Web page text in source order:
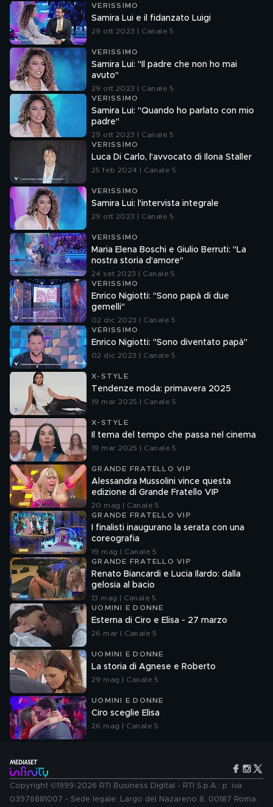
VERISSIMO
Samira Lui e il fidanzato Luigi
29 ott 2023 | Canale 5
VERISSIMO
Samira Lui: "Il padre che non ho mai
avuto"
29 ott 2023 | Canale 5
VERISSIMO
Samira Lui: "Quando ho parlato con mio
padre"
29 ott 2023 | Canale 5
VERISSIMO
Luca Di Carlo, l'avvocato di Ilona Staller
25 feb 2024 | Canale 5
VERISSIMO
Samira Lui: l'intervista integrale
29 ott 2023 | Canale 5
VERISSIMO
Maria Elena Boschi e Giulio Berruti: "La
nostra storia d'amore"
24 set 2023 | Canale 5
VERISSIMO
Enrico Nigiotti: "Sono papà di due
gemelli"
02 dic 2023 | Canale 5
VERISSIMO
Enrico Nigiotti: "Sono diventato papà"
02 dic 2023 | Canale 5
X-STYLE
Tendenze moda: primavera 2025
19 mar 2025 | Canale 5
X-STYLE
Il tema del tempo che passa nel cinema
19 mar 2025 | Canale 5
GRANDE FRATELLO VIP
Alessandra Mussolini vince questa
edizione di Grande Fratello VIP
20 mag | Canale 5
GRANDE FRATELLO VIP
I finalisti inaugurano la serata con una
coreografia
19 mag | Canale 5
GRANDE FRATELLO VIP
Renato Biancardi e Lucia Ilardo: dalla
gelosia al bacio
13 mag | Canale 5
UOMINI E DONNE
Esterna di Ciro e Elisa - 27 marzo
26 mar | Canale 5
UOMINI E DONNE
La storia di Agnese e Roberto
29 mag | Canale 5
UOMINI E DONNE
Ciro sceglie Elisa
26 mag | Canale 5
Copyright ©1999-2026 RTI Business Digital - RTI S.p.A.: p. iva
03976881007 - Sede legale: Largo del Nazareno 8, 00187 Roma.